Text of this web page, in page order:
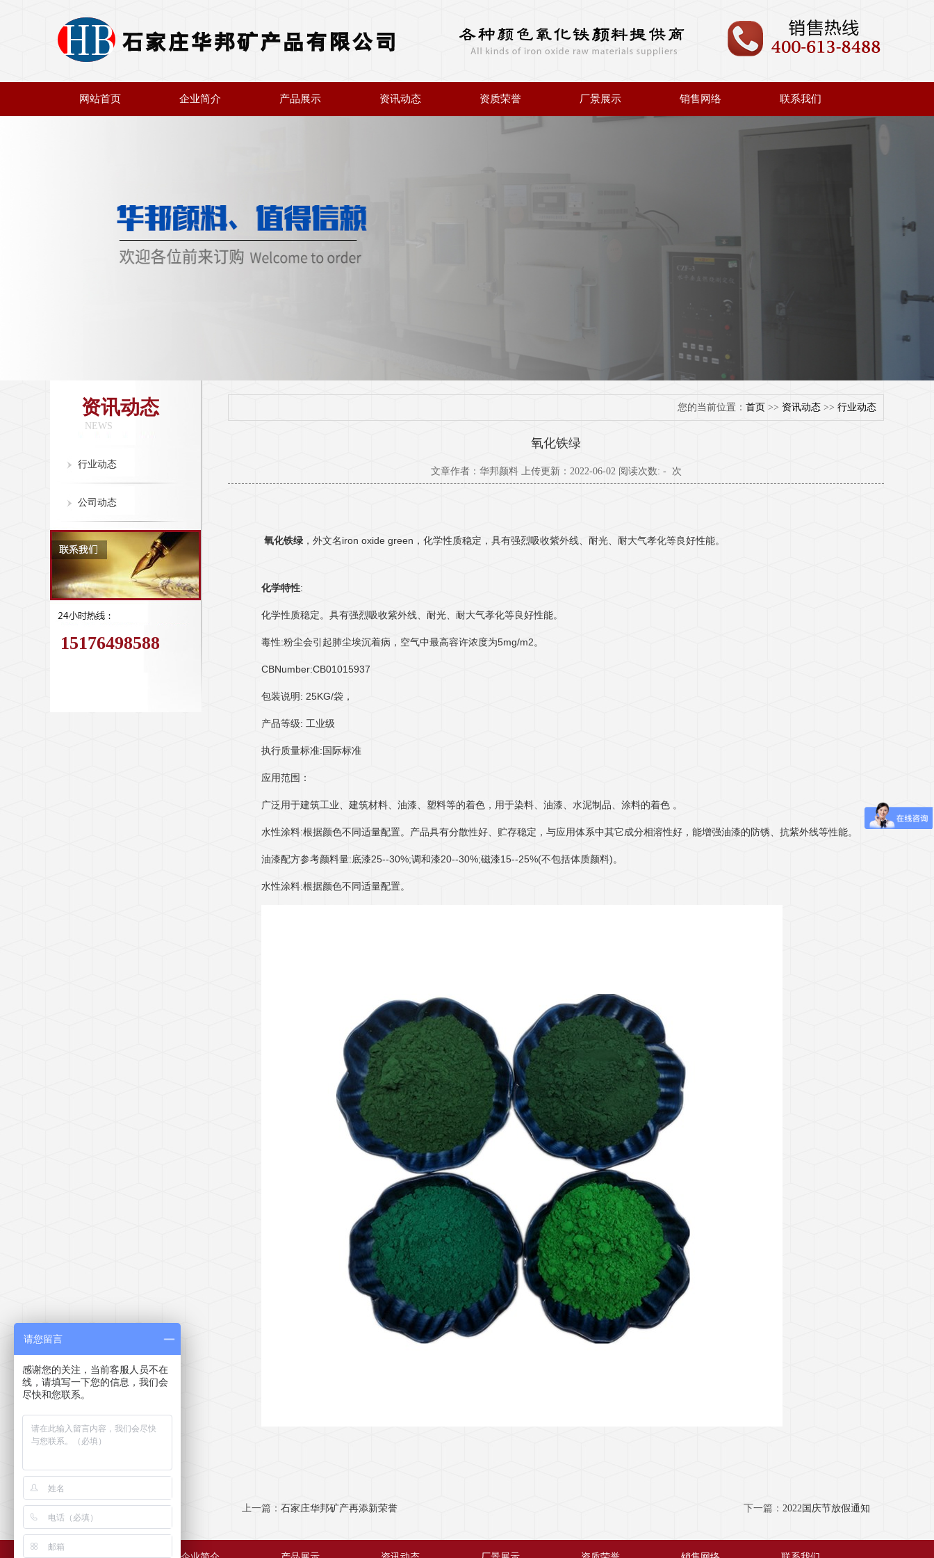
网站首页 企业简介 产品展示 资讯动态 资质荣誉 厂景展示 销售网络 联系我们
资讯动态
NEWS
行业动态
公司动态
15176498588
您的当前位置： 首页 >> 资讯动态 >> 行业动态
氧化铁绿
文章作者：华邦颜料 上传更新：2022-06-02 阅读次数: - 次
氧化铁绿 ，外文名iron oxide green，化学性质稳定，具有强烈吸收紫外线、耐光、耐大气孝化等良好性能。
化学特性:
化学性质稳定。具有强烈吸收紫外线、耐光、耐大气孝化等良好性能。
毒性:粉尘会引起肺尘埃沉着病，空气中最高容许浓度为5mg/m2。
CBNumber:CB01015937
包装说明: 25KG/袋，
产品等级: 工业级
执行质量标准:国际标准
应用范围：
广泛用于建筑工业、建筑材料、油漆、塑料等的着色，用于染料、油漆、水泥制品、涂料的着色 。
水性涂料:根据颜色不同适量配置。产品具有分散性好、贮存稳定，与应用体系中其它成分相溶性好，能增强油漆的防锈、抗紫外线等性能。
油漆配方参考颜料量:底漆25--30%;调和漆20--30%;磁漆15--25%(不包括体质颜料)。
水性涂料:根据颜色不同适量配置。
上一篇： 石家庄华邦矿产再添新荣誉 下一篇： 2022国庆节放假通知
请您留言
感谢您的关注，当前客服人员不在
线，请填写一下您的信息，我们会
尽快和您联系。